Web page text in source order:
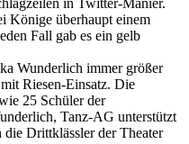
Könige überhaupt einem
Fall gab es ein gelb
Wunderlich immer größer
Riesen-Einsatz. Die
25 Schüler der
Tanz-AG unterstützt
Drittklässler der Theater